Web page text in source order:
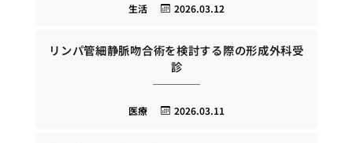
2026.03.12
生活
リンパ管細静脈吻合術を検討する際の形成外科受
診
2026.03.11
医療